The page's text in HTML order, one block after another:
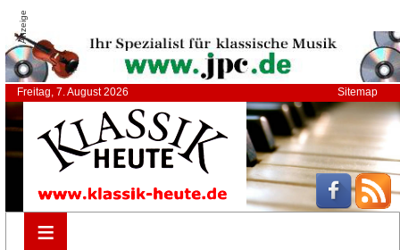
Anzeige
Freitag, 7. August 2026 Sitemap
≡
≡